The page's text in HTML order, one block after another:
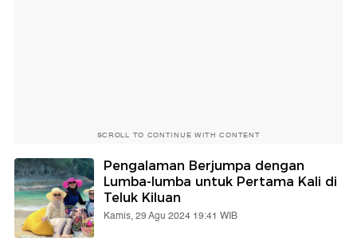
SCROLL TO CONTINUE WITH CONTENT
Pengalaman Berjumpa dengan
Lumba-lumba untuk Pertama Kali di
Teluk Kiluan
Kamis, 29 Agu 2024 19:41 WIB